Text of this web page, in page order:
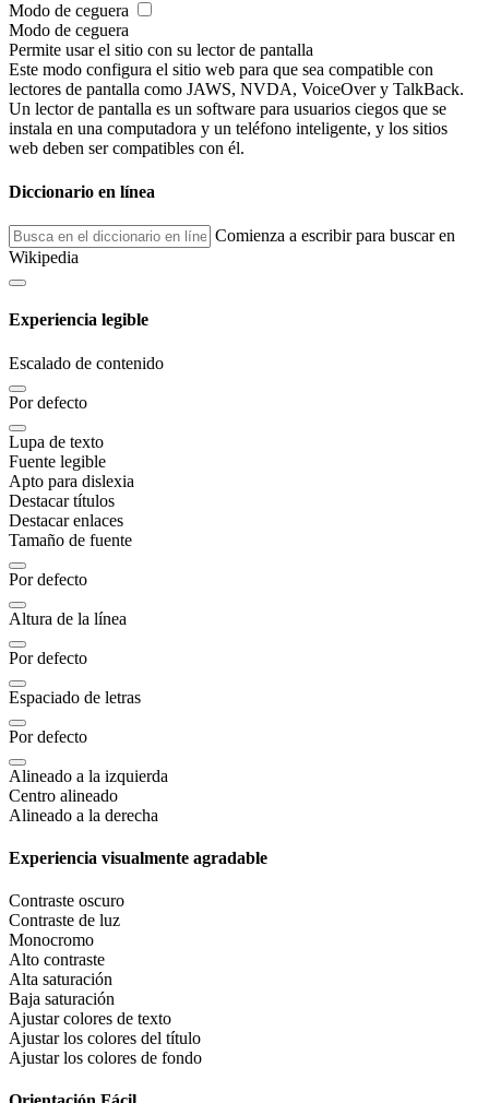
Modo de ceguera
Modo de ceguera
Permite usar el sitio con su lector de pantalla
Este modo configura el sitio web para que sea compatible con
lectores de pantalla como JAWS, NVDA, VoiceOver y TalkBack.
Un lector de pantalla es un software para usuarios ciegos que se
instala en una computadora y un teléfono inteligente, y los sitios
web deben ser compatibles con él.
Diccionario en línea
Comienza a escribir para buscar en
Wikipedia
Experiencia legible
Escalado de contenido
Por defecto
Lupa de texto
Fuente legible
Apto para dislexia
Destacar títulos
Destacar enlaces
Tamaño de fuente
Por defecto
Altura de la línea
Por defecto
Espaciado de letras
Por defecto
Alineado a la izquierda
Centro alineado
Alineado a la derecha
Experiencia visualmente agradable
Contraste oscuro
Contraste de luz
Monocromo
Alto contraste
Alta saturación
Baja saturación
Ajustar colores de texto
Ajustar los colores del título
Ajustar los colores de fondo